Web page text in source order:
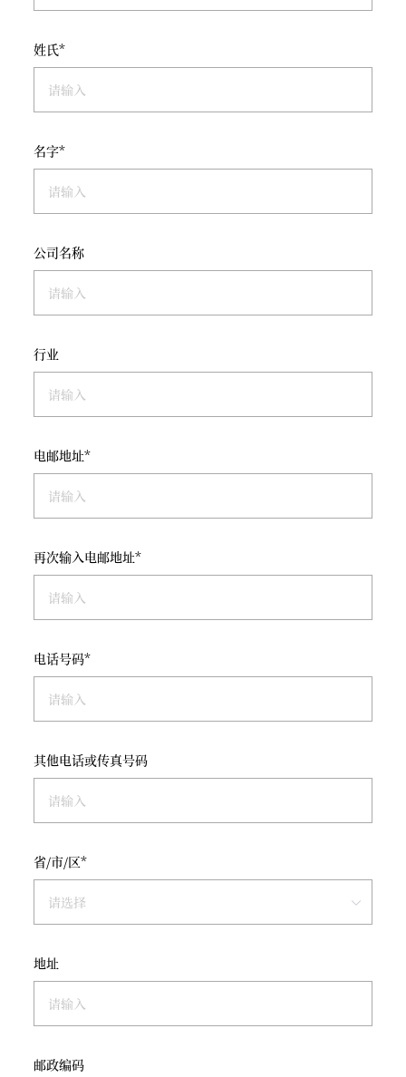
姓氏*
名字*
公司名称
行业
电邮地址*
再次输入电邮地址*
电话号码*
其他电话或传真号码
省/市/区*
地址
邮政编码